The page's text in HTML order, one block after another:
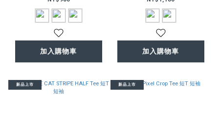
加入購物車 加入購物車
新品上市 新品上市